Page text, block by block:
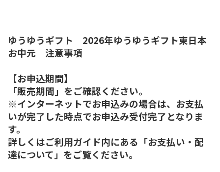
ゆうゆうギフト 2026年ゆうゆうギフト東日本
お中元 注意事項
【お申込期間】
「販売期間」をご確認ください。
※インターネットでお申込みの場合は、お支払
いが完了した時点でお申込み受付完了となりま
す。
詳しくはご利用ガイド内にある「お支払い・配
達について」をご覧ください。